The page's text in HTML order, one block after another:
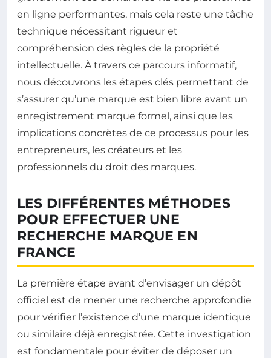
en ligne performantes, mais cela reste une tâche
technique nécessitant rigueur et
compréhension des règles de la propriété
intellectuelle. À travers ce parcours informatif,
nous découvrons les étapes clés permettant de
s’assurer qu’une marque est bien libre avant un
enregistrement marque formel, ainsi que les
implications concrètes de ce processus pour les
entrepreneurs, les créateurs et les
professionnels du droit des marques.
LES DIFFÉRENTES MÉTHODES
POUR EFFECTUER UNE
RECHERCHE MARQUE EN
FRANCE
La première étape avant d’envisager un dépôt
officiel est de mener une recherche approfondie
pour vérifier l’existence d’une marque identique
ou similaire déjà enregistrée. Cette investigation
est fondamentale pour éviter de déposer un